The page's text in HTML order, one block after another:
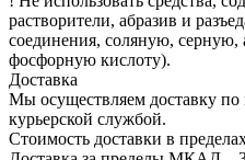
растворители, абразив и
соединения, соляную,
фосфорную кислоту).
Доставка
Мы осуществляем доставку
курьерской службой.
Стоимость доставки в